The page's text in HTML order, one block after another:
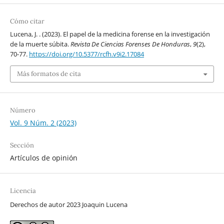
Cómo citar
Lucena, J. . (2023). El papel de la medicina forense en la investigación
de la muerte súbita.Revista De Ciencias Forenses De Honduras,9(2),
70-77. https://doi.org/10.5377/rcfh.v9i2.17084
Más formatos de cita
Número
Vol. 9 Núm. 2 (2023)
Sección
Artículos de opinión
Licencia
Derechos de autor 2023 Joaquin Lucena